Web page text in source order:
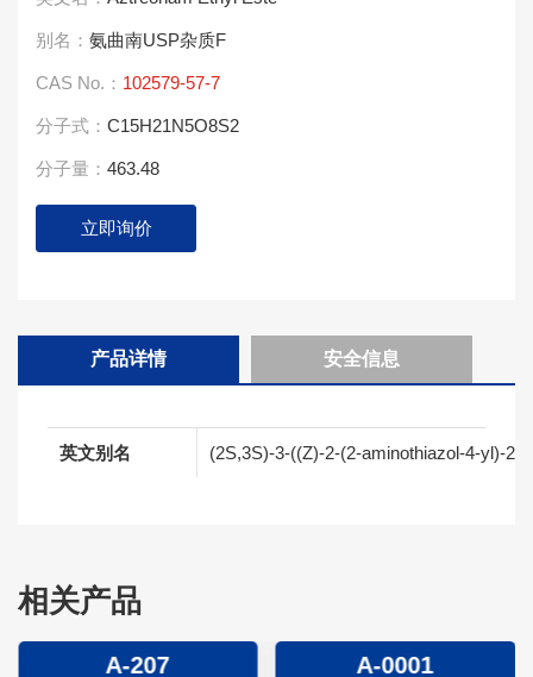
别名： 氨曲南USP杂质F
CAS No.： 102579-57-7
分子式： C15H21N5O8S2
分子量： 463.48
立即询价
产品详情 安全信息
英文别名 (2S,3S)-3-((Z)-2-(2-aminothiazol-4-yl)-
相关产品
A-207 A-0001